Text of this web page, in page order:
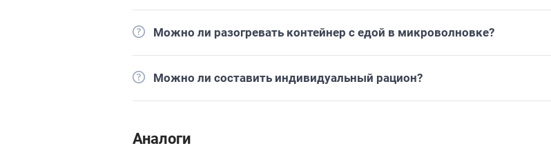
Можно ли разогревать контейнер с едой в микроволновке?
Можно ли составить индивидуальный рацион?
Аналоги